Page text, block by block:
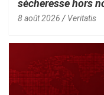
sécheresse hors
8 août 2026 Veritatis